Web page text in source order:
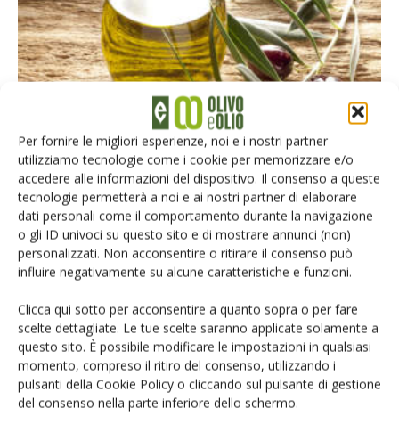
Per fornire le migliori esperienze, noi e i nostri partner
utilizziamo tecnologie come i cookie per memorizzare e/o
accedere alle informazioni del dispositivo. Il consenso a queste
tecnologie permetterà a noi e ai nostri partner di elaborare
dati personali come il comportamento durante la navigazione
o gli ID univoci su questo sito e di mostrare annunci (non)
personalizzati. Non acconsentire o ritirare il consenso può
influire negativamente su alcune caratteristiche e funzioni.
Clicca qui sotto per acconsentire a quanto sopra o per fare
scelte dettagliate. Le tue scelte saranno applicate solamente a
questo sito. È possibile modificare le impostazioni in qualsiasi
momento, compreso il ritiro del consenso, utilizzando i
pulsanti della Cookie Policy o cliccando sul pulsante di gestione
del consenso nella parte inferiore dello schermo.
PREZZI OLIO
Verso la raccolta, tante le incertezze
DiTiziana Sarnari 11 Settembre 2020